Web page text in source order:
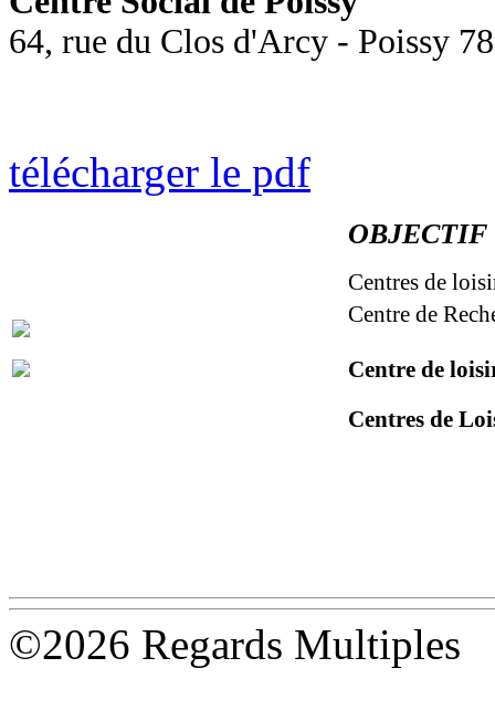
64, rue du Clos d'Arcy - Poissy
télécharger le pdf
OBJECTIF
Centres de
Centre de
Centre de
Centres de
©2026 Regards Multiples